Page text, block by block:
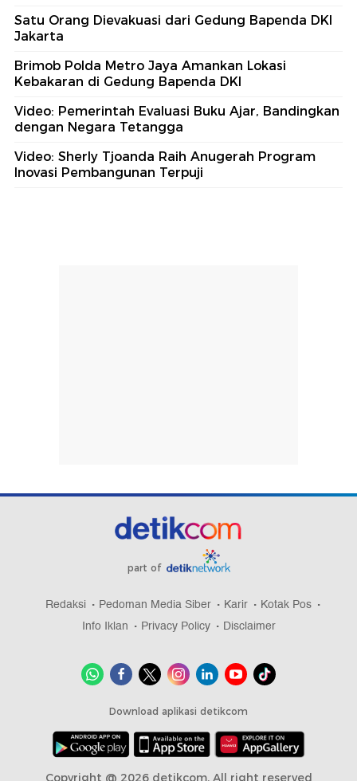
Satu Orang Dievakuasi dari Gedung Bapenda DKI
Jakarta
Brimob Polda Metro Jaya Amankan Lokasi
Kebakaran di Gedung Bapenda DKI
Video: Pemerintah Evaluasi Buku Ajar, Bandingkan
dengan Negara Tetangga
Video: Sherly Tjoanda Raih Anugerah Program
Inovasi Pembangunan Terpuji
part of
Redaksi Pedoman Media Siber Karir
Kotak Pos
Info Iklan
Privacy Policy Disclaimer
Download aplikasi detikcom